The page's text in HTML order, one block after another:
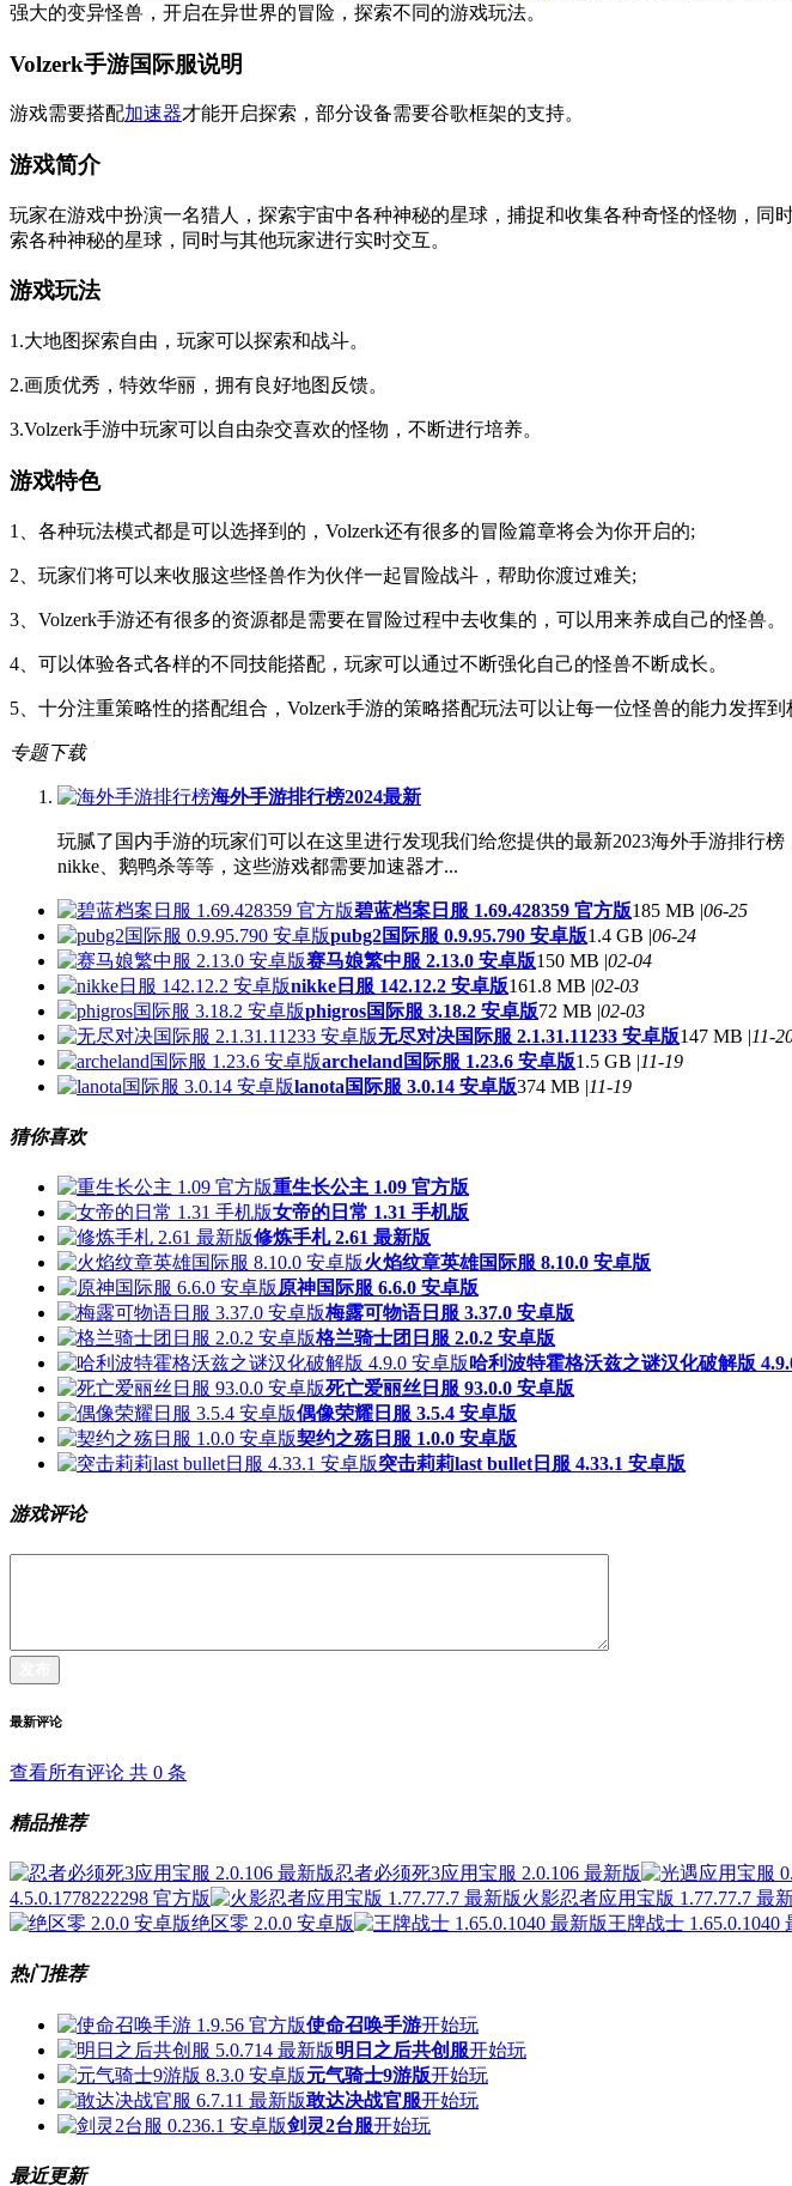
强大的变异怪兽，开启在异世界的冒险，探索不同的游戏玩法。
Volzerk手游国际服说明
游戏需要搭配加速器才能开启探索，部分设备需要谷歌框架的支持。
游戏简介
玩家在游戏中扮演一名猎人，探索宇宙中各种神秘的星球，捕捉和收集各种奇怪的怪物，
索各种神秘的星球，同时与其他玩家进行实时交互。
游戏玩法
1.大地图探索自由，玩家可以探索和战斗。
2.画质优秀，特效华丽，拥有良好地图反馈。
3.Volzerk手游中玩家可以自由杂交喜欢的怪物，不断进行培养。
游戏特色
1、各种玩法模式都是可以选择到的，Volzerk还有很多的冒险篇章将会为你开启的;
2、玩家们将可以来收服这些怪兽作为伙伴一起冒险战斗，帮助你渡过难关;
3、Volzerk手游还有很多的资源都是需要在冒险过程中去收集的，可以用来养成自己的怪兽。
4、可以体验各式各样的不同技能搭配，玩家可以通过不断强化自己的怪兽不断成长。
5、十分注重策略性的搭配组合，Volzerk手游的策略搭配玩法可以让每一位怪兽的能力发挥到
专题下载
海外手游排行榜2024最新
玩腻了国内手游的玩家们可以在这里进行发现我们给您提供的最新2023海外手游排行
nikke、鹅鸭杀等等，这些游戏都需要加速器才...
碧蓝档案日服 1.69.428359 官方版185 MB |06-25
pubg2国际服 0.9.95.790 安卓版1.4 GB |06-24
赛马娘繁中服 2.13.0 安卓版150 MB |02-04
nikke日服 142.12.2 安卓版161.8 MB |02-03
phigros国际服 3.18.2 安卓版72 MB |02-03
无尽对决国际服 2.1.31.11233 安卓版147 MB |11-
archeland国际服 1.23.6 安卓版1.5 GB |11-19
lanota国际服 3.0.14 安卓版374 MB |11-19
猜你喜欢
重生长公主 1.09 官方版
女帝的日常 1.31 手机版
修炼手札 2.61 最新版
火焰纹章英雄国际服 8.10.0 安卓版
原神国际服 6.6.0 安卓版
梅露可物语日服 3.37.0 安卓版
格兰骑士团日服 2.0.2 安卓版
哈利波特霍格沃兹之谜汉化破解版
死亡爱丽丝日服 93.0.0 安卓版
偶像荣耀日服 3.5.4 安卓版
契约之殇日服 1.0.0 安卓版
突击莉莉last bullet日服 4.33.1 安卓版
游戏评论
最新评论
查看所有评论 共 0 条
精品推荐
忍者必须死3应用宝服 2.0.106 最新版
4.5.0.1778222298 官方版
火影忍者应用宝版 1.77.77.7 最
绝区零 2.0.0 安卓版
王牌战士 1.65.0.1040
热门推荐
使命召唤手游开始玩
明日之后共创服开始玩
元气骑士9游版开始玩
敢达决战官服开始玩
剑灵2台服开始玩
最近更新